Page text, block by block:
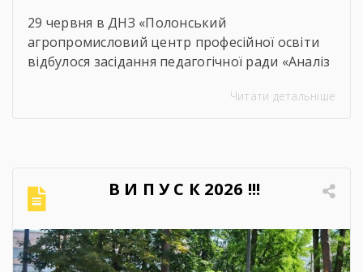
29 червня в ДНЗ «Полонський
агропромисловий центр професійної освіти
відбулося засідання педагогічної ради «Аналіз
рік». Метою проведення засідання було
навчальних досягнень студентів,
ефективність роботи педагогічного
колективу, стан виховної та методичної
роботи. Дякуємо всім […]
Читати детальніше
В И П У С К 2026 !!!